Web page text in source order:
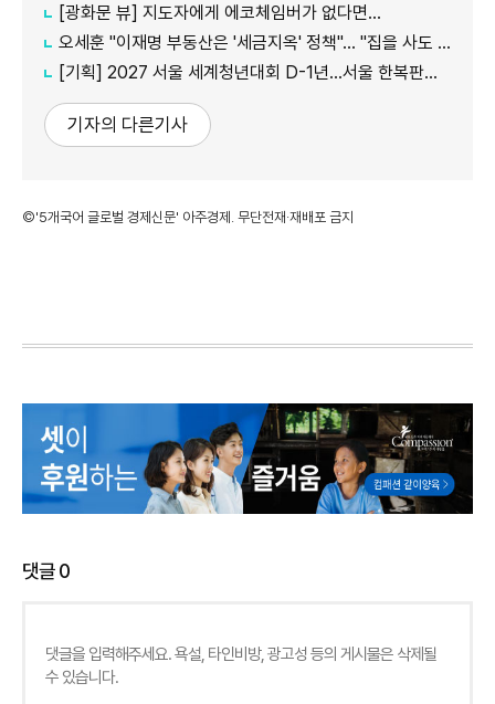
[광화문 뷰] 지도자에게 에코체임버가 없다면…
오세훈 "이재명 부동산은 '세금지옥' 정책"… "집을 사도 팔아도 세금만 늘어"
[기획] 2027 서울 세계청년대회 D-1년…서울 한복판에서 만나는 '가톨릭 문화의 모든 것'
기자의 다른기사
©'5개국어 글로벌 경제신문' 아주경제. 무단전재·재배포 금지
댓글0